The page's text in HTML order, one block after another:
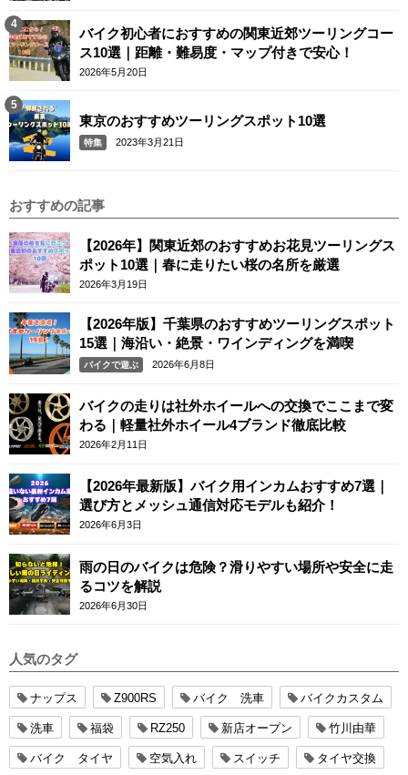
バイク初心者におすすめの関東近郊ツーリングコー
ス10選｜距離・難易度・マップ付きで安心！
2026年5月20日
東京のおすすめツーリングスポット10選
特集 2023年3月21日
おすすめの記事
【2026年】関東近郊のおすすめお花見ツーリングス
ポット10選｜春に走りたい桜の名所を厳選
2026年3月19日
【2026年版】千葉県のおすすめツーリングスポット
15選｜海沿い・絶景・ワインディングを満喫
バイクで遊ぶ 2026年6月8日
バイクの走りは社外ホイールへの交換でここまで変
わる｜軽量社外ホイール4ブランド徹底比較
2026年2月11日
【2026年最新版】バイク用インカムおすすめ7選｜
選び方とメッシュ通信対応モデルも紹介！
2026年6月3日
雨の日のバイクは危険？滑りやすい場所や安全に走
るコツを解説
2026年6月30日
人気のタグ
ナップス Z900RS バイク 洗車 バイクカスタム
洗車 福袋 RZ250 新店オープン 竹川由華
バイク タイヤ 空気入れ スイッチ タイヤ交換